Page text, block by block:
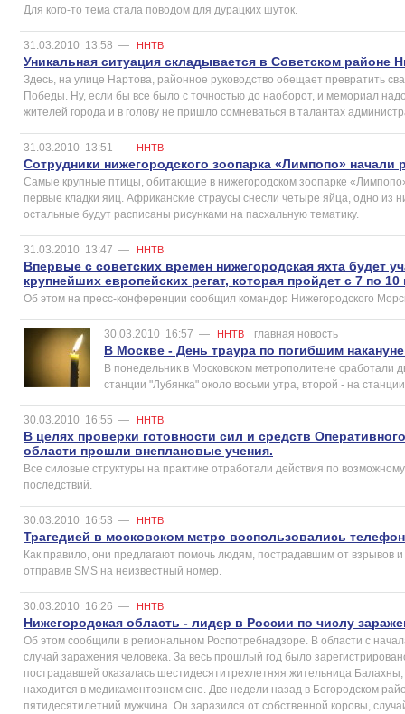
Для кого-то тема стала поводом для дурацких шуток.
31.03.2010 13:58 — ННТВ
Уникальная ситуация складывается в Советском районе
Здесь, на улице Нартова, районное руководство обещает превратить
Победы. Ну, если бы все было с точностью до наоборот, и мемориал
жителей города и в голову не пришло сомневаться в талантах
31.03.2010 13:51 — ННТВ
Сотрудники нижегородского зоопарка «Лимпопо» начали
Самые крупные птицы, обитающие в нижегородском зоопарке
первые кладки яиц. Африканские страусы снесли четыре яйца, одно из
остальные будут расписаны рисунками на пасхальную тематику.
31.03.2010 13:47 — ННТВ
Впервые с советских времен нижегородская яхта будет
крупнейших европейских регат, которая пройдет с 7 по
Об этом на пресс-конференции сообщил командор Нижегородского
30.03.2010 16:57 — ННТВ главная новость
В Москве - День траура по погибшим
В понедельник в Московском метрополитене
станции "Лубянка" около восьми утра, второй - на
30.03.2010 16:55 — ННТВ
В целях проверки готовности сил и средств
области прошли внеплановые учения.
Все силовые структуры на практике отработали действия по
последствий.
30.03.2010 16:53 — ННТВ
Трагедией в московском метро воспользовались
Как правило, они предлагают помочь людям, пострадавшим от взрывов и
отправив SMS на неизвестный номер.
30.03.2010 16:26 — ННТВ
Нижегородская область - лидер в России по числу
Об этом сообщили в региональном Роспотребнадзоре. В области с
случай заражения человека. За весь прошлый год было
пострадавшей оказалась шестидесятитрехлетняя жительница
находится в медикаментозном сне. Две недели назад в Богородском
пятидесятилетний мужчина. Он заразился от собственной коровы,